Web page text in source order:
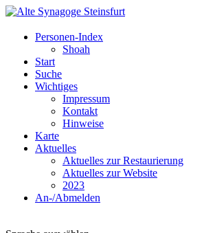
Personen-Index
Shoah
Start
Suche
Wichtiges
Impressum
Kontakt
Hinweise
Karte
Aktuelles
Aktuelles zur Restaurierung
Aktuelles zur Website
2023
An-/Abmelden